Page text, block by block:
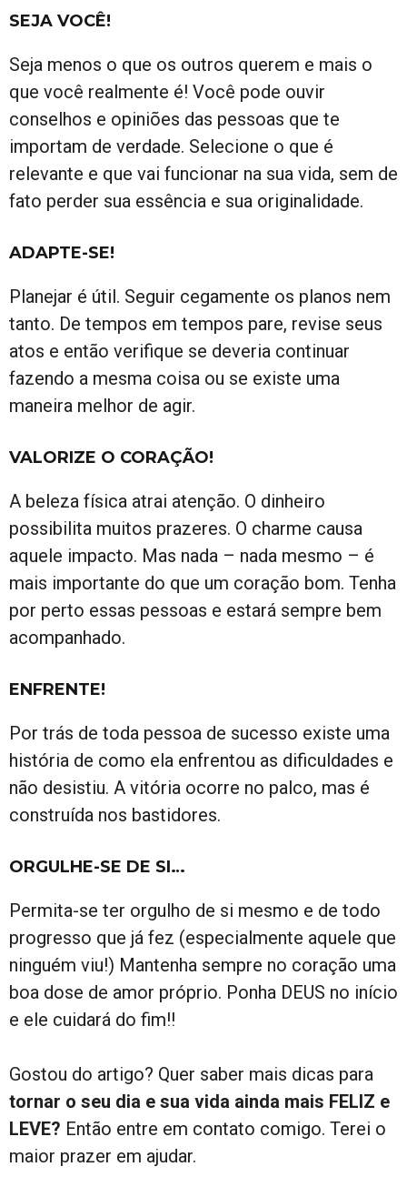
SEJA VOCÊ!
Seja menos o que os outros querem e mais o
que você realmente é! Você pode ouvir
conselhos e opiniões das pessoas que te
importam de verdade. Selecione o que é
relevante e que vai funcionar na sua vida, sem de
fato perder sua essência e sua originalidade.
ADAPTE-SE!
Planejar é útil. Seguir cegamente os planos nem
tanto. De tempos em tempos pare, revise seus
atos e então verifique se deveria continuar
fazendo a mesma coisa ou se existe uma
maneira melhor de agir.
VALORIZE O CORAÇÃO!
A beleza física atrai atenção. O dinheiro
possibilita muitos prazeres. O charme causa
aquele impacto. Mas nada – nada mesmo – é
mais importante do que um coração bom. Tenha
por perto essas pessoas e estará sempre bem
acompanhado.
ENFRENTE!
Por trás de toda pessoa de sucesso existe uma
história de como ela enfrentou as dificuldades e
não desistiu. A vitória ocorre no palco, mas é
construída nos bastidores.
ORGULHE-SE DE SI…
Permita-se ter orgulho de si mesmo e de todo
progresso que já fez (especialmente aquele que
ninguém viu!) Mantenha sempre no coração uma
boa dose de amor próprio. Ponha DEUS no início
e ele cuidará do fim!!
Gostou do artigo? Quer saber mais dicas para
tornar o seu dia e sua vida ainda mais FELIZ e
LEVE? Então entre em contato comigo. Terei o
maior prazer em ajudar.